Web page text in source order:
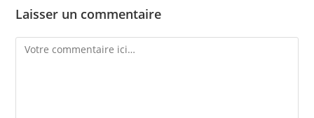
Laisser un commentaire
Comment